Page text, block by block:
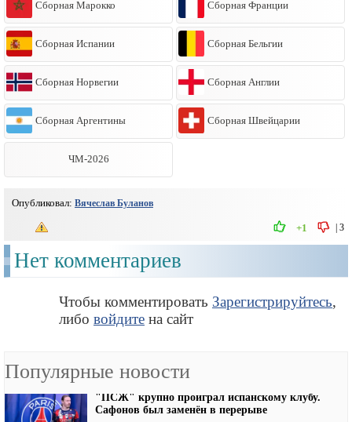
Сборная Марокко Сборная Франции
Сборная Испании Сборная Бельгии
Сборная Норвегии Сборная Англии
Сборная Аргентины Сборная Швейцарии
ЧМ-2026
Опубликовал: Вячеслав Буланов
| 3
+1
Нет комментариев
Чтобы комментировать Зарегистрируйтесь,
либо войдите на сайт
Популярные новости
"ПСЖ" крупно проиграл испанскому клубу.
Сафонов был заменён в перерыве